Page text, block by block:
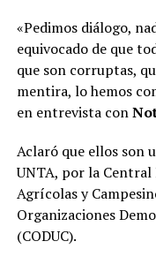
«Pedimos diálogo,
equivocado de que
que son corruptas,
mentira, lo hemos
en entrevista con
Aclaró que ellos son
UNTA, por la
Agrícolas y
Organizaciones
(CODUC).